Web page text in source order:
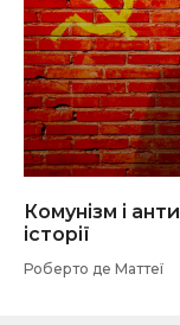
Комунізм і
історії
Роберто де Маттеї